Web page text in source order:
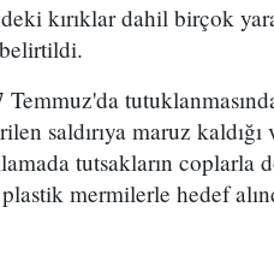
kırıklar dahil birçok
saldırıya maruz
tutsakların coplarla
plastik mermilerle hedef